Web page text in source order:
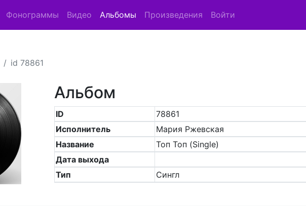
Фонограммы Видео Альбомы Произведения Войти
id 78861
Альбом
ID
78861
Исполнитель
Мария Ржевская
Название
Топ Топ (Single)
Дата выхода
Тип
Сингл